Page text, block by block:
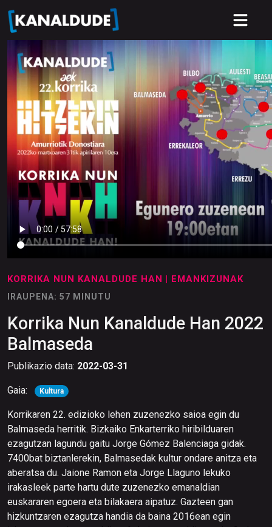
KORRIKA NUN KANALDUDE HAN | EMANKIZUNAK
IRAUPENA: 57 MINUTU
Korrika Nun Kanaldude Han 2022
Balmaseda
Publikazio data: 2022-03-31
Gaia: Kultura
Korrikaren 22. edizioko lehen zuzenezko saioa egin du
Balmaseda herritik. Bizkaiko Enkarterriko hiribilduaren
ezagutzan lagundu gaitu Jorge Gómez Balenciaga gidak.
7400bat biztanlerekin, Balmasedak kultur ondare anitza eta
aberatsa du. Jaione Ramon eta Jorge Llaguno lekuko
irakasleek parte hartu dute zuzenezko emanaldian
euskararen egoera eta bilakaera aipatuz. Gazteen gan
hizkuntzaren ezagutza handia da baina 2016ean egin